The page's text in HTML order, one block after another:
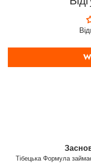
Тібецька Формула